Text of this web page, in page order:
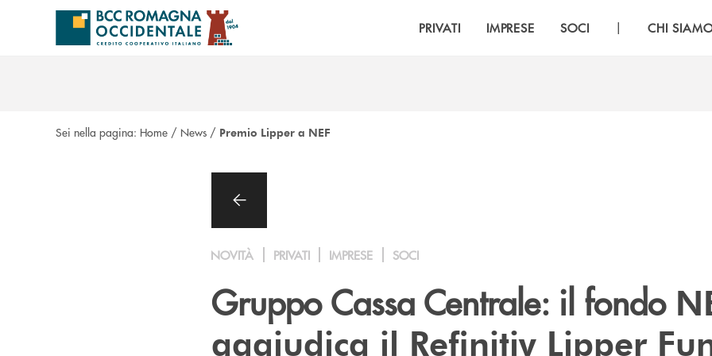
Salta al contenuto principale
PRIVATI IMPRESE SOCI | CHI
Sei nella pagina: Home / News / Premio Lipper a NEF
NOVITÀ PRIVATI IMPRESE SOCI
Gruppo Cassa Centrale: il fondo
aggiudica il Refinitiv Lipper